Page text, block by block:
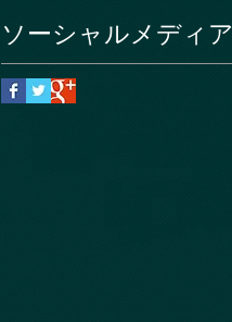
ソーシャルメディア